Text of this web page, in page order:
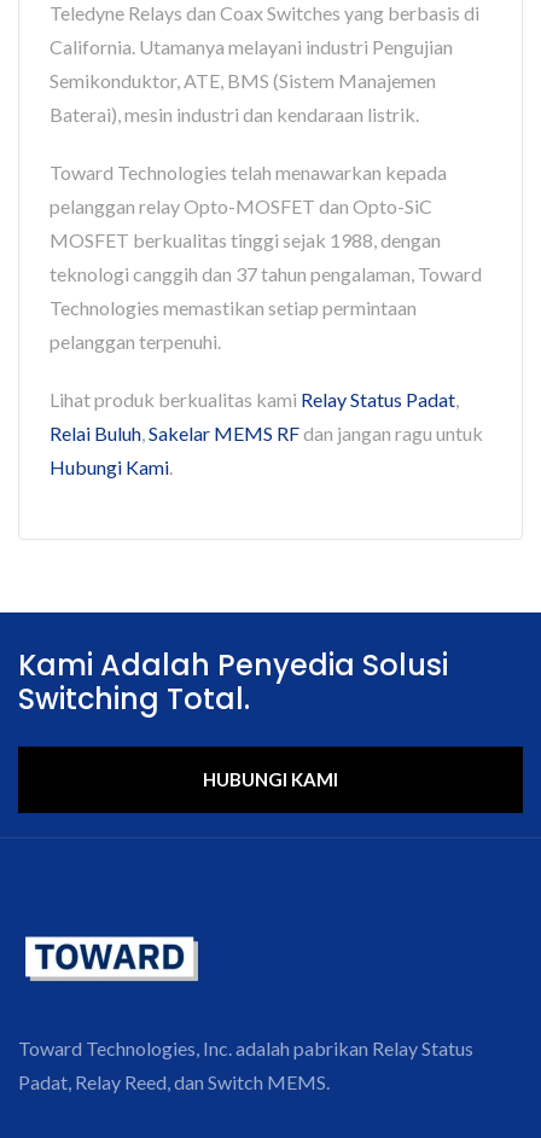
Teledyne Relays dan Coax Switches yang berbasis di
California. Utamanya melayani industri Pengujian
Semikonduktor, ATE, BMS (Sistem Manajemen
Baterai), mesin industri dan kendaraan listrik.
Toward Technologies telah menawarkan kepada
pelanggan relay Opto-MOSFET dan Opto-SiC
MOSFET berkualitas tinggi sejak 1988, dengan
teknologi canggih dan 37 tahun pengalaman, Toward
Technologies memastikan setiap permintaan
pelanggan terpenuhi.
Lihat produk berkualitas kami Relay Status Padat,
Relai Buluh,Sakelar MEMS RFdan jangan ragu untuk
Hubungi Kami.
Kami Adalah Penyedia Solusi
Switching Total.
HUBUNGI KAMI
Toward Technologies, Inc. adalah pabrikan Relay Status
Padat, Relay Reed, dan Switch MEMS.